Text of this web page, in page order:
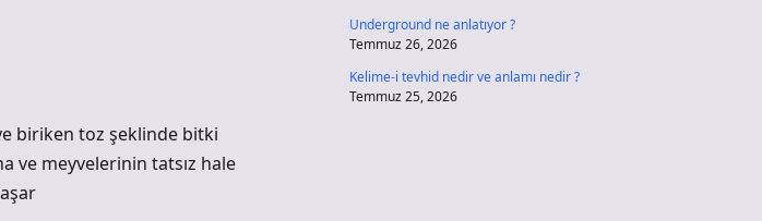
biriken toz şeklinde bitki
ve meyvelerinin tatsız hale
Underground ne anlatıyor ?
Temmuz 26, 2026
Kelime-i tevhid nedir ve anlamı nedir ?
Temmuz 25, 2026